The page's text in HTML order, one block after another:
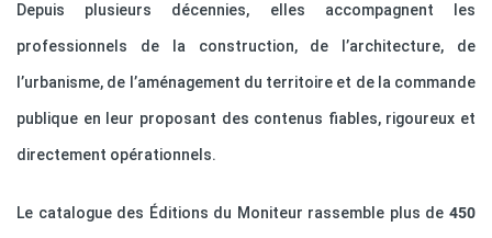
Depuis plusieurs décennies, elles accompagnent les
professionnels de la construction, de l’architecture, de
l’urbanisme, de l’aménagement du territoire et de la commande
publique en leur proposant des contenus fiables, rigoureux et
directement opérationnels.
Le catalogue des Éditions du Moniteur rassemble plus de 450